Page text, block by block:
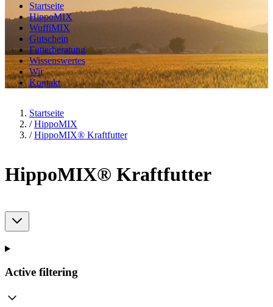
Startseite
HippoMIX
WuffiMIX
Gutschein
Futterberatung
Wissenswertes
Wir
Kontakt
Startseite
/ HippoMIX
/ HippoMIX® Kraftfutter
HippoMIX® Kraftfutter
Active filtering